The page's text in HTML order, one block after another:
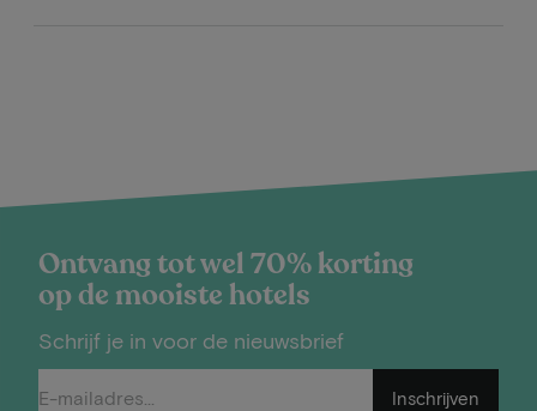
Ontvang tot wel 70% korting
op de mooiste hotels
Schrijf je in voor de nieuwsbrief
Inschrijven